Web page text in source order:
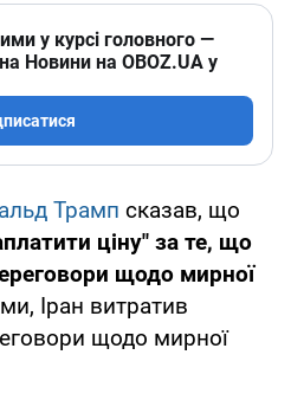
у курсі головного —
Новини на OBOZ.UA у
Трамп сказав, що
ціну" за те, що
щодо мирної
Іран витратив
щодо мирної